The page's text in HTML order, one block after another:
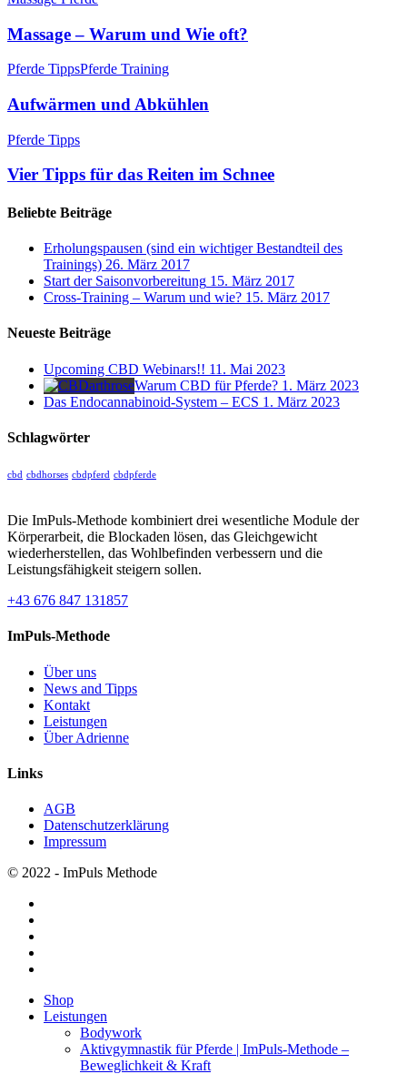
Massage – Warum und Wie oft?
Pferde TippsPferde Training
Aufwärmen und Abkühlen
Pferde Tipps
Vier Tipps für das Reiten im Schnee
Beliebte Beiträge
Erholungspausen (sind ein wichtiger Bestandteil des
Trainings) 26. März 2017
Start der Saisonvorbereitung 15. März 2017
Cross-Training – Warum und wie? 15. März 2017
Neueste Beiträge
Upcoming CBD Webinars!! 11. Mai 2023
Warum CBD für Pferde? 1. März 2023
Das Endocannabinoid-System – ECS 1. März 2023
Schlagwörter
cbd cbdhorses cbdpferd cbdpferde
Die ImPuls-Methode kombiniert drei wesentliche Module der
Körperarbeit, die Blockaden lösen, das Gleichgewicht
wiederherstellen, das Wohlbefinden verbessern und die
Leistungsfähigkeit steigern sollen.
+43 676 847 131857
ImPuls-Methode
Über uns
News and Tipps
Kontakt
Leistungen
Über Adrienne
Links
AGB
Datenschutzerklärung
Impressum
© 2022 - ImPuls Methode
Menü
schließen
Shop
Leistungen
Bodywork
Aktivgymnastik für Pferde | ImPuls‑Methode –
Beweglichkeit & Kraft